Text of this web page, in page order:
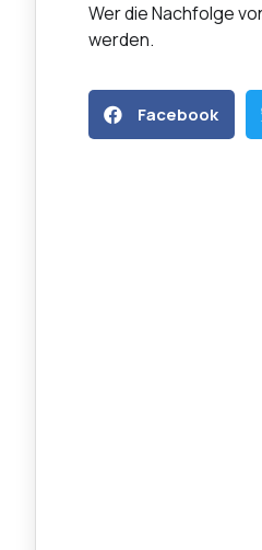
Wer die Nachfolge
werden.
Facebook